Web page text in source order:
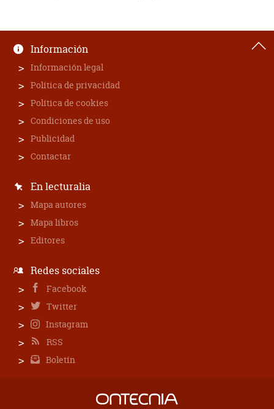
Información
Información legal
Política de privacidad
Política de cookies
Condiciones de uso
Publicidad
Contactar
En lecturalia
Mapa autores
Mapa libros
Editores
Redes sociales
Facebook
Twitter
Instagram
RSS
Boletín